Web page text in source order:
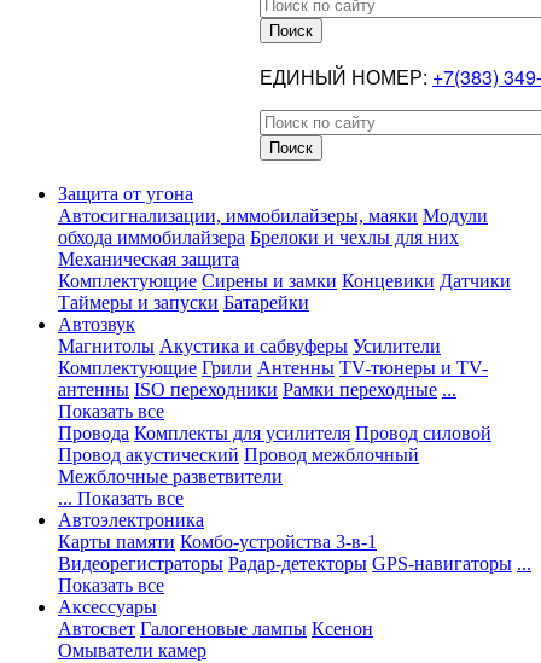
ЕДИНЫЙ НОМЕР: +7(383)
Защита от угона
Автосигнализации, иммобилайзеры, маяки Модули
обхода иммобилайзера Брелоки и чехлы для них
Механическая защита
Комплектующие Сирены и замки Концевики Датчики
Таймеры и запуски Батарейки
Автозвук
Магнитолы Акустика и сабвуферы Усилители
Комплектующие Грили Антенны TV-тюнеры и TV-
антенны ISO переходники Рамки переходные ...
Показать все
Провода Комплекты для усилителя Провод силовой
Провод акустический Провод межблочный
Межблочные разветвители
... Показать все
Автоэлектроника
Карты памяти Комбо-устройства 3-в-1
Видеорегистраторы Радар-детекторы GPS-навигаторы ...
Показать все
Аксессуары
Автосвет Галогеновые лампы Ксенон
Омыватели камер